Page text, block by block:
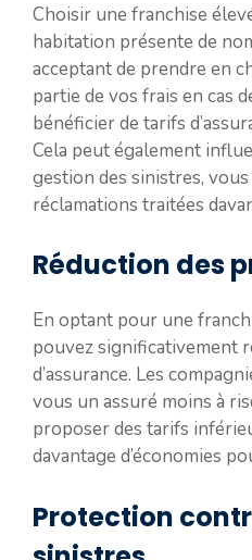
Choisir une franchise
habitation présente de
acceptant de prendre en
partie de vos frais en cas
bénéficier de tarifs
Cela peut également
gestion des sinistres,
réclamations traitées
Réduction des
En optant pour une
pouvez significativement
d’assurance. Les
vous un assuré moins à
proposer des tarifs
davantage d’économies
Protection